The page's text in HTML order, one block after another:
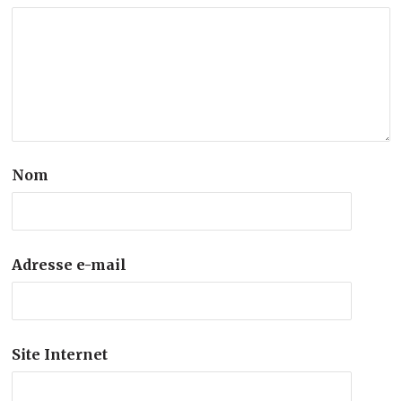
Nom
Adresse e-mail
Site Internet